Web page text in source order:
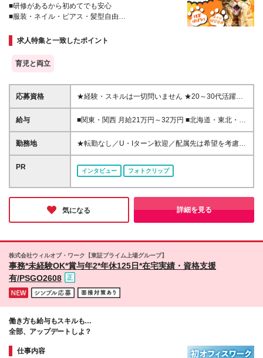
■研修があるから初めてでも安心
■服装・ネイル・ピアス・髪型自由
求人特集と一致したポイント
育児と両立
応募資格
★経験・スキルは一切問いません ★20～30代活躍中
＜未経験入社が9割以上！＞ ■学歴不問 志望動機も気
にしません！ 「正社員デビューしたい」「オフィス
もOK。人柄重視の採用です！ ブランクある方も歓迎
します♪
給与
■関東・関西 月給21万円～32万円 ■北海道・東北・福
岡 月給18万円～30万円 ■熊本・沖縄 月給17万円～28
万円 ※経験や能力を考慮の上、優遇いたします。 ※イ
変更なし）。 ※試用期間中は契約社員、期間終了後正
勤務地
★転勤なし／U・Iターン歓迎／配属先は希望を考慮
★東京、大阪、横浜で積極採用中 ★関西エリアでの
お仕事多数／大阪駅周辺・本町・新大阪など主要駅チ
カでアクセス良好 東京・神奈川・千葉・名古屋・大
阪・兵庫・京都・福岡（小倉）・熊本・沖縄・北海
道・東北・関西の各拠点またはプロジェクト先へ配属
となります。 《各拠点詳細》 ◆東京都渋谷区渋谷3-
川区鶴屋町2-23-2 TSプラザビル2F ◆大阪府大阪市北
区梅田1-1-3 大阪駅前第3ビル5F ◆大阪府大阪市浪速
区北五条西2-5 JRタワーオフィスさっぽろ20F ◆北海
福岡県福岡市中央区天神2-8-41 福岡朝日会館ビルデ
ィング7F ◆福岡県福岡市博多区博多駅前1-15-20 Nmf
博多駅前ビル 8階 ◆熊本県熊本市中央区新市街11-18
熊本第一生命ビルディング10F ◆沖縄県那覇市松山1-
PR
インタビュー フォトクリップ
気になる 詳細を見る
株式会社ウィルオブ・ワーク【東証プライム上場グループ】
事務*未経験OK*賞与年2*年休125日*在宅実績・資格支援
有/PSGO2608
働き方も給与もスキルも…
全部、アップデートしよ？
仕事内容